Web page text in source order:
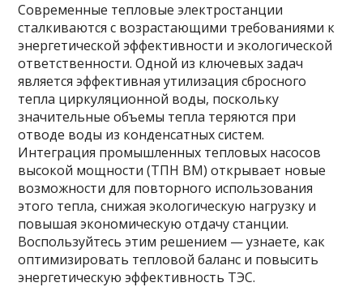
Современные тепловые электростанции
сталкиваются с возрастающими требованиями к
энергетической эффективности и экологической
ответственности. Одной из ключевых задач
является эффективная утилизация сбросного
тепла циркуляционной воды, поскольку
значительные объемы тепла теряются при
отводе воды из конденсатных систем.
Интеграция промышленных тепловых насосов
высокой мощности (ТПН ВМ) открывает новые
возможности для повторного использования
этого тепла, снижая экологическую нагрузку и
повышая экономическую отдачу станции.
Воспользуйтесь этим решением — узнаете, как
оптимизировать тепловой баланс и повысить
энергетическую эффективность ТЭС.